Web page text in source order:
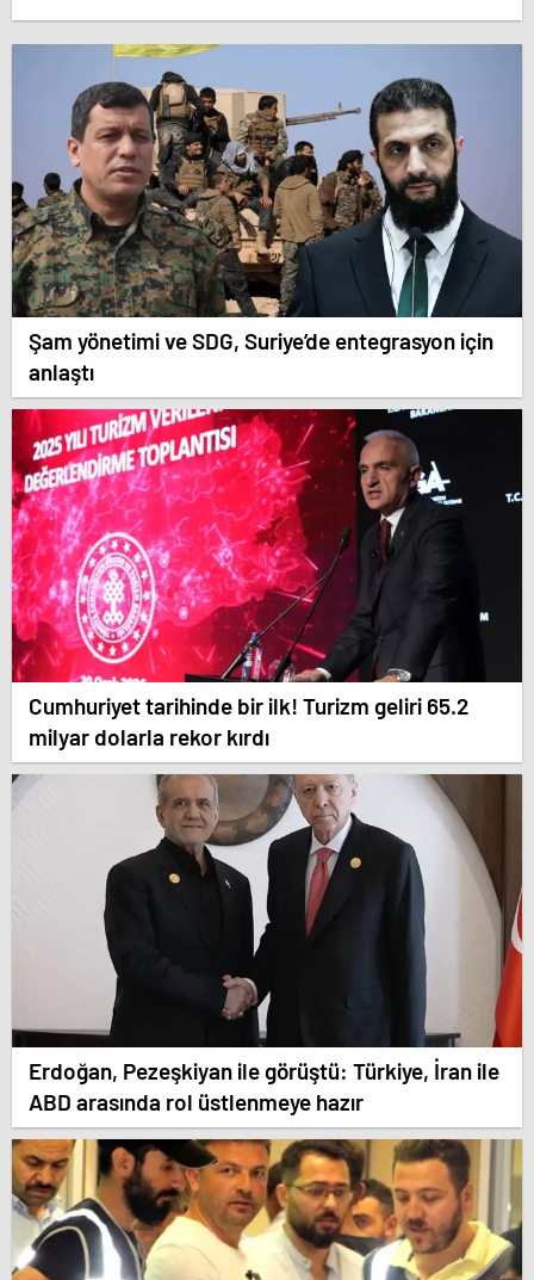
Şam yönetimi ve SDG, Suriye’de entegrasyon için
anlaştı
Cumhuriyet tarihinde bir ilk! Turizm geliri 65.2
milyar dolarla rekor kırdı
Erdoğan, Pezeşkiyan ile görüştü: Türkiye, İran ile
ABD arasında rol üstlenmeye hazır